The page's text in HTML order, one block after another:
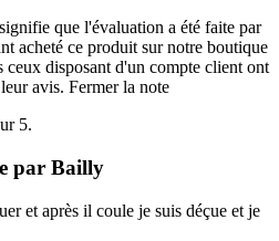
que l'évaluation a été faite par
acheté ce produit sur notre boutique
ceux disposant d'un compte client ont
avis. Fermer la note
5.
par Bailly
et après il coule je suis déçue et je